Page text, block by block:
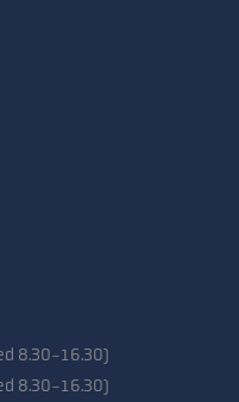
8.30-16.30)
8.30-16.30)